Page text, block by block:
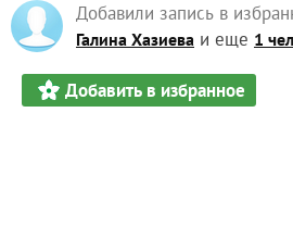
Добавили запись в
Галина Хазиева и еще 1
Добавить в избранное